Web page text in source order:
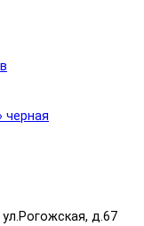
черная
д.67